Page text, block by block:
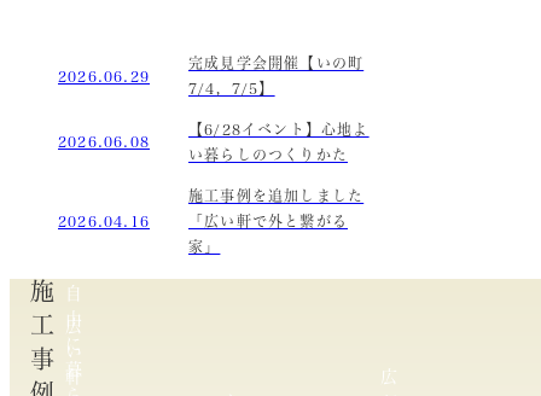
2026.06.29
完成見学会開催【いの町
7/4，7/5】
2026.06.08
【6/28イベント】心地よ
い暮らしのつくりかた
2026.04.16
施工事例を追加しました
「広い軒で外と繋がる
家」
施工事例
広
い
軒
広
自
由
に
暮